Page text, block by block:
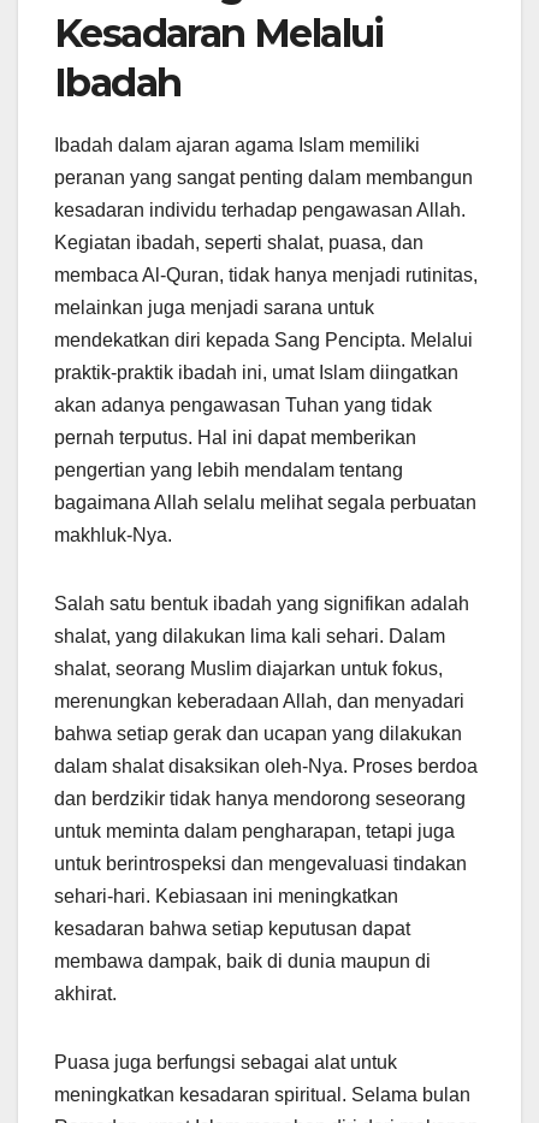
Kesadaran Melalui
Ibadah
Ibadah dalam ajaran agama Islam memiliki
peranan yang sangat penting dalam membangun
kesadaran individu terhadap pengawasan Allah.
Kegiatan ibadah, seperti shalat, puasa, dan
membaca Al-Quran, tidak hanya menjadi rutinitas,
melainkan juga menjadi sarana untuk
mendekatkan diri kepada Sang Pencipta. Melalui
praktik-praktik ibadah ini, umat Islam diingatkan
akan adanya pengawasan Tuhan yang tidak
pernah terputus. Hal ini dapat memberikan
pengertian yang lebih mendalam tentang
bagaimana Allah selalu melihat segala perbuatan
makhluk-Nya.
Salah satu bentuk ibadah yang signifikan adalah
shalat, yang dilakukan lima kali sehari. Dalam
shalat, seorang Muslim diajarkan untuk fokus,
merenungkan keberadaan Allah, dan menyadari
bahwa setiap gerak dan ucapan yang dilakukan
dalam shalat disaksikan oleh-Nya. Proses berdoa
dan berdzikir tidak hanya mendorong seseorang
untuk meminta dalam pengharapan, tetapi juga
untuk berintrospeksi dan mengevaluasi tindakan
sehari-hari. Kebiasaan ini meningkatkan
kesadaran bahwa setiap keputusan dapat
membawa dampak, baik di dunia maupun di
akhirat.
Puasa juga berfungsi sebagai alat untuk
meningkatkan kesadaran spiritual. Selama bulan